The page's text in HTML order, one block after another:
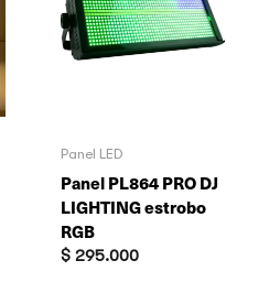
Panel LED
Panel PL864 PRO DJ
LIGHTING estrobo
RGB
$ 295.000